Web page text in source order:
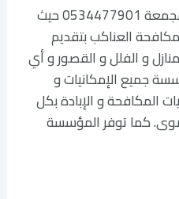
شركة مكافحة عناكب فى المجمعة 0534477901 حيث
العناكب بتقديم
و الفلل و القصور و أي
جميع الإمكانيات و
المكافحة و الإبادة بكل
كما توفر المؤسسة